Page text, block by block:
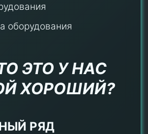
оборудования
ЭТО У НАС
ХОРОШИЙ?
РЯД